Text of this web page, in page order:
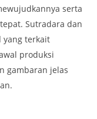
serta
Sutradara dan
yang terkait
produksi
gambaran jelas